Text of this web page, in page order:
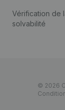
Vérification de
solvabilité
© 2026